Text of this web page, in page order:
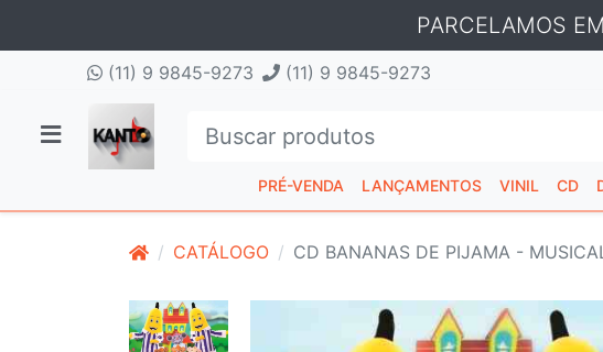
PARCELAMOS
(11) 9 9845-9273 (11) 9 9845-9273
PRÉ-VENDA LANÇAMENTOS VINIL CD
CATÁLOGO CD BANANAS DE PIJAMA -